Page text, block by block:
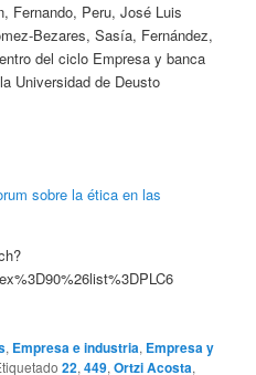
Fernando, Peru, José Luis
Bezares, Sasía, Fernández,
del ciclo Empresa y banca
Universidad de Deusto
, Empresa e industria, Empresa y
22,449,Ortzi Acosta,